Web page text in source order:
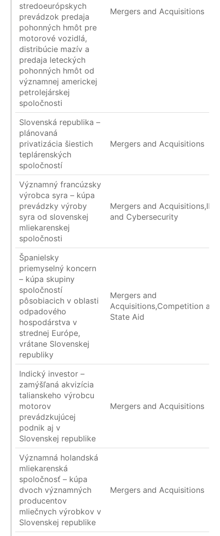
stredoeurópskych
prevádzok predaja
pohonných hmôt pre
motorové vozidlá,
distribúcie mazív a
predaja leteckých
pohonných hmôt od
významnej americkej
petrolejárskej
spoločnosti
Mergers and Acquisitions
Slovenská republika –
plánovaná
privatizácia šiestich
teplárenských
spoločností
Mergers and Acquisitions
Významný francúzsky
výrobca syra – kúpa
prevádzky výroby
syra od slovenskej
mliekarenskej
spoločnosti
Mergers and Acquisitions,IP/
and Cybersecurity
Španielsky
priemyselný koncern
– kúpa skupiny
spoločností
pôsobiacich v oblasti
odpadového
hospodárstva v
strednej Európe,
vrátane Slovenskej
republiky
Mergers and
Acquisitions,Competition and
State Aid
Indický investor –
zamýšľaná akvizícia
talianskeho výrobcu
motorov
prevádzkujúcej
podnik aj v
Slovenskej republike
Mergers and Acquisitions
Významná holandská
mliekarenská
spoločnosť – kúpa
dvoch významných
producentov
mliečnych výrobkov v
Slovenskej republike
Mergers and Acquisitions